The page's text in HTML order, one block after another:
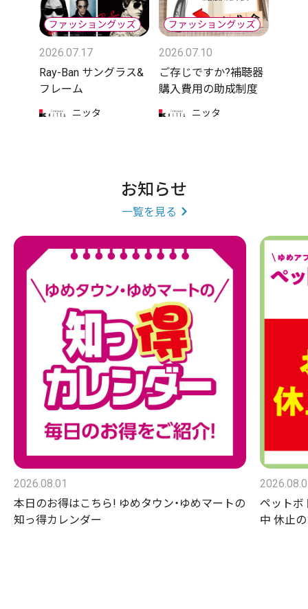
2026.07.17
Ray-Ban サングラス&
フレーム
ニッタ
2026.07.10
ご存じですか?補聴器
購入費用の助成制度
ニッタ
お知らせ
一覧を見る
2026.08.01
本日のお得はこちら! ゆめタウン・ゆめマートの
知っ得カレンダー
ペットボ
中 休止